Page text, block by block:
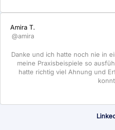
Amira T.
@amira
Danke und ich hatte noch nie in
meine Praxisbeispiele so
hatte richtig viel Ahnung und